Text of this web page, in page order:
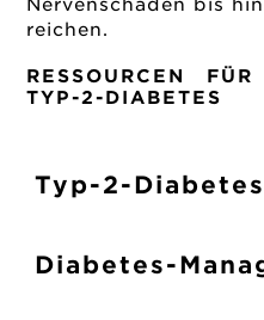
Nervenschäden bis
reichen.
RESSOURCEN
TYP-2-DIABETES
Typ-2-
Diabetes-